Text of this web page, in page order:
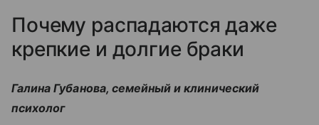
Почему распадаются даже
крепкие и долгие браки
Галина Губанова, семейный и клинический
психолог